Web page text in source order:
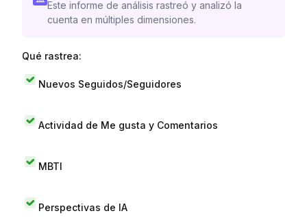
Este informe de análisis rastreó y analizó la
cuenta en múltiples dimensiones.
Qué rastrea:
Nuevos Seguidos/Seguidores
Actividad de Me gusta y Comentarios
MBTI
Perspectivas de IA